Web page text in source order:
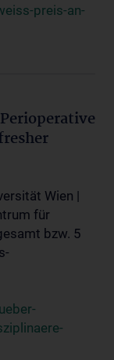
preis-an-
Wien |
für
bzw. 5